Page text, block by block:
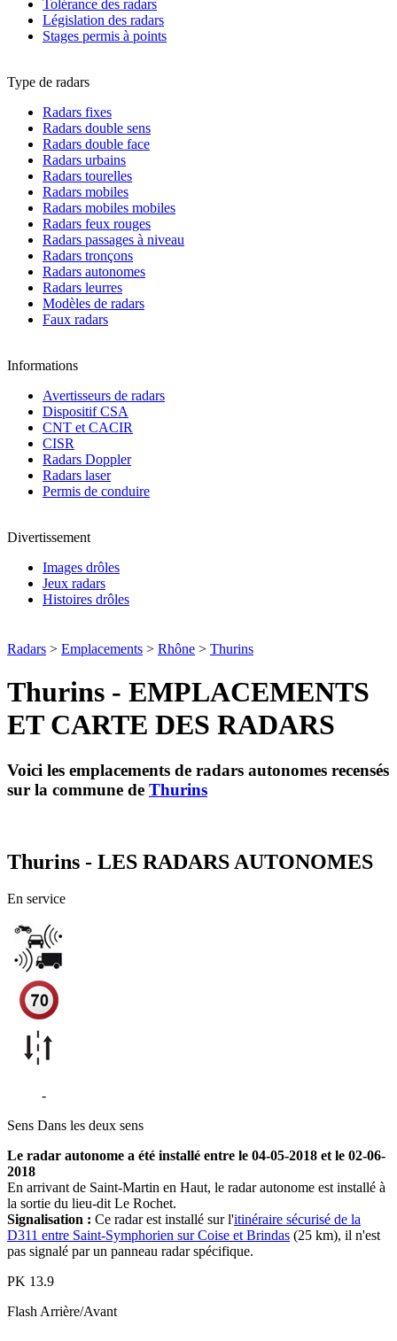
Tolérance des radars
Législation des radars
Stages permis à points
Type de radars
Radars fixes
Radars double sens
Radars double face
Radars urbains
Radars tourelles
Radars mobiles
Radars mobiles mobiles
Radars feux rouges
Radars passages à niveau
Radars tronçons
Radars autonomes
Radars leurres
Modèles de radars
Faux radars
Informations
Avertisseurs de radars
Dispositif CSA
CNT et CACIR
CISR
Radars Doppler
Radars laser
Permis de conduire
Divertissement
Images drôles
Jeux radars
Histoires drôles
Radars > Emplacements > Rhône > Thurins
Thurins - EMPLACEMENTS
ET CARTE DES RADARS
Voici les emplacements de radars autonomes recensés
sur la commune de Thurins
Thurins - LES RADARS AUTONOMES
En service
-
Sens Dans les deux sens
Le radar autonome a été installé entre le 04-05-2018 et le 02-06-
2018
En arrivant de Saint-Martin en Haut, le radar autonome est installé à
la sortie du lieu-dit Le Rochet.
Signalisation : Ce radar est installé sur l'itinéraire sécurisé de la
D311 entre Saint-Symphorien sur Coise et Brindas (25 km), il n'est
pas signalé par un panneau radar spécifique.
PK 13.9
FlashArrière/Avant